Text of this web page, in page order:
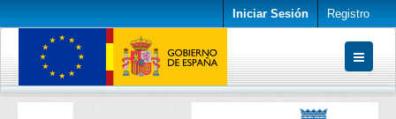
Iniciar Sesión Registro
Conjuntos de datos